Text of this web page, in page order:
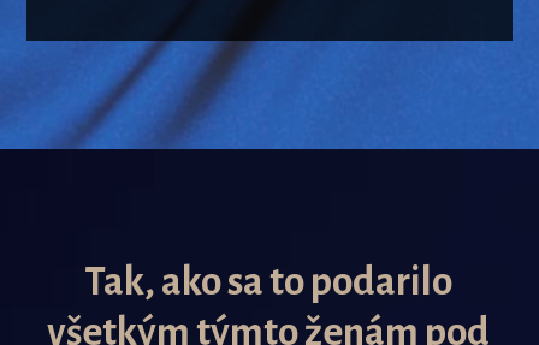
Tak, ako sa to podarilo
všetkým týmto ženám pod